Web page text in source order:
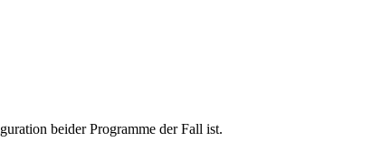
beider Programme der Fall ist.